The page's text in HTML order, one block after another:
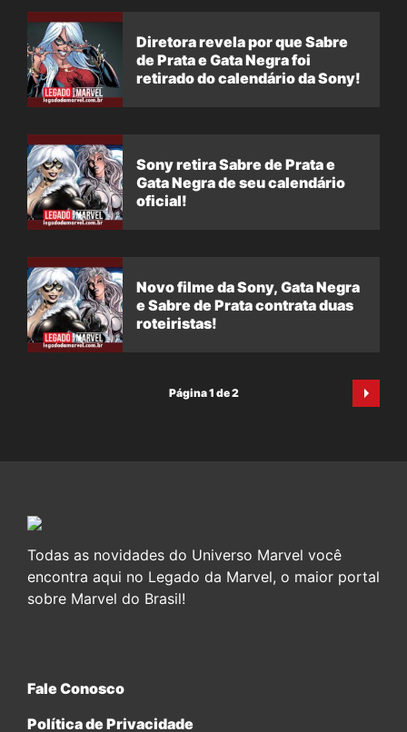
Diretora revela por que Sabre
de Prata e Gata Negra foi
retirado do calendário da Sony!
Sony retira Sabre de Prata e
Gata Negra de seu calendário
oficial!
Novo filme da Sony, Gata Negra
e Sabre de Prata contrata duas
roteiristas!
Página 1 de 2
Todas as novidades do Universo Marvel você
encontra aqui no Legado da Marvel, o maior portal
sobre Marvel do Brasil!
Fale Conosco
Política de Privacidade